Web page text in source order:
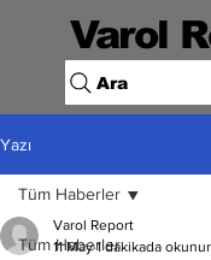
Varol
Ara
Yazı
Tüm Haberler
Tüm Haberler
Varol Report
11 May 1 dakikada okunur